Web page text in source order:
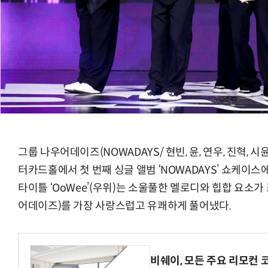
그룹 나우어데이즈(NOWADAYS/ 현빈, 윤, 연우, 진혁,
터카드홀에서 첫 번째 싱글 앨범 ‘NOWADAYS’ 쇼케이스
타이틀 ‘OoWee’(우위)는 소울풀한 멜로디와 힙합 요소
어데이즈)를 가장 사랑스럽고 유쾌하게 풀어냈다.
비쉐이, 모든 주요 리모컨